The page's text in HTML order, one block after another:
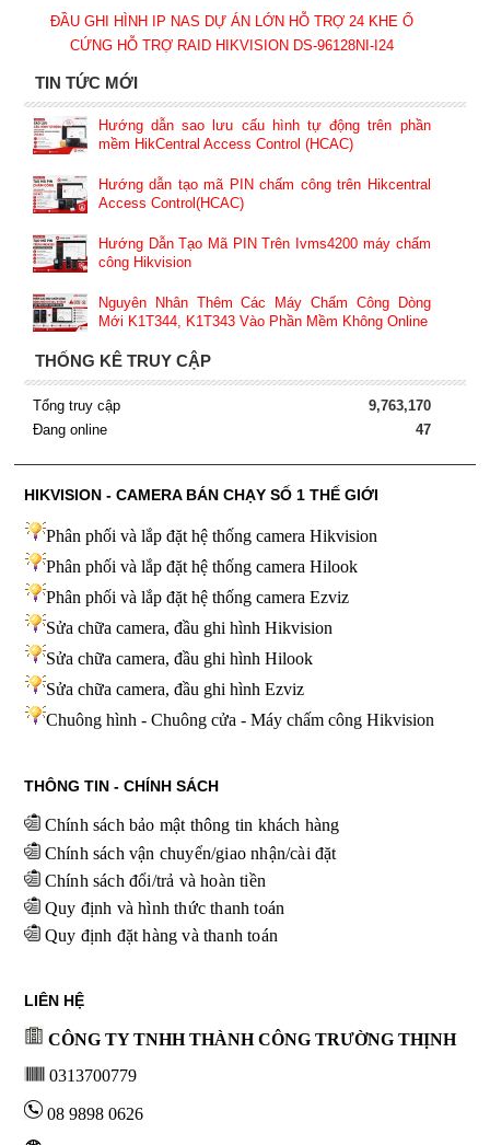
ĐẦU GHI HÌNH IP NAS DỰ ÁN LỚN HỖ TRỢ 24 KHE Ổ
CỨNG HỖ TRỢ RAID HIKVISION DS-96128NI-I24
TIN TỨC MỚI
Hướng dẫn sao lưu cấu hình tự động trên phần
mềm HikCentral Access Control (HCAC)
Hướng dẫn tạo mã PIN chấm công trên Hikcentral
Access Control(HCAC)
Hướng Dẫn Tạo Mã PIN Trên Ivms4200 máy chấm
công Hikvision
Nguyên Nhân Thêm Các Máy Chấm Công Dòng
Mới K1T344, K1T343 Vào Phần Mềm Không Online
THỐNG KÊ TRUY CẬP
Tổng truy cập
9,763,170
Đang online
47
HIKVISION - CAMERA BÁN CHẠY SỐ 1 THẾ GIỚI
Phân phối và lắp đặt hệ thống camera Hikvision
Phân phối và lắp đặt hệ thống camera Hilook
Phân phối và lắp đặt hệ thống camera Ezviz
Sửa chữa camera, đầu ghi hình Hikvision
Sửa chữa camera, đầu ghi hình Hilook
Sửa chữa camera, đầu ghi hình Ezviz
Chuông hình - Chuông cửa - Máy chấm công Hikvision
THÔNG TIN - CHÍNH SÁCH
Chính sách bảo mật thông tin khách hàng
Chính sách vận chuyển/giao nhận/cài đặt
Chính sách đổi/trả và hoàn tiền
Quy định và hình thức thanh toán
Quy định đặt hàng và thanh toán
LIÊN HỆ
CÔNG TY TNHH THÀNH CÔNG TRƯỜNG THỊNH
0313700779
08 9898 0626